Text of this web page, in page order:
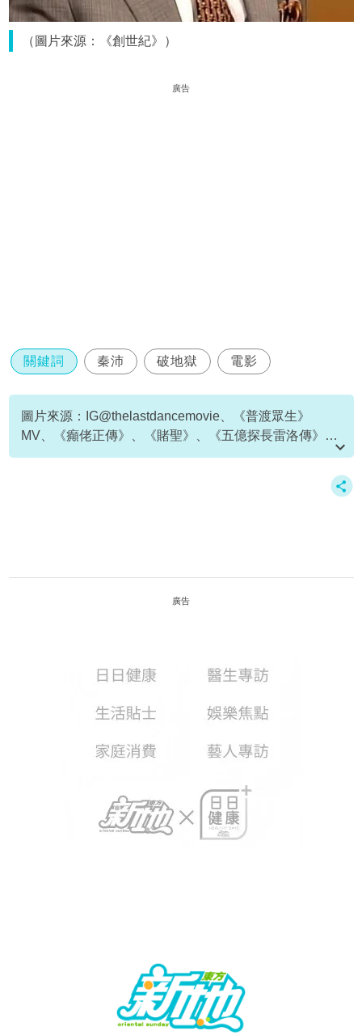
（圖片來源：《創世紀》）
廣告
關鍵詞 秦沛 破地獄 電影
圖片來源：IG@thelastdancemovie、《普渡眾生》
MV、《癲佬正傳》、《賭聖》、《五億探長雷洛傳》、
《新不了情》、《創世紀》
廣告